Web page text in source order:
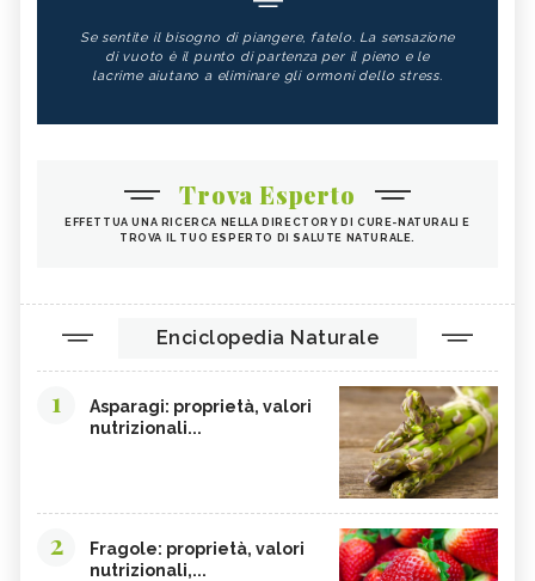
Se sentite il bisogno di piangere, fatelo. La sensazione
di vuoto è il punto di partenza per il pieno e le
lacrime aiutano a eliminare gli ormoni dello stress.
Trova Esperto
EFFETTUA UNA RICERCA NELLA DIRECTORY DI CURE-NATURALI E
TROVA IL TUO ESPERTO DI SALUTE NATURALE.
Enciclopedia Naturale
1
Asparagi: proprietà, valori
nutrizionali...
2
Fragole: proprietà, valori
nutrizionali,...